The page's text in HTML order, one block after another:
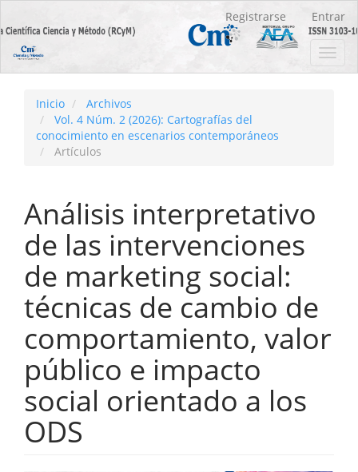
principal
Contenido
principal
Barra
Registrarse Entrar
Inicio
Archivos
Vol. 4 Núm. 2 (2026): Cartografías del
conocimiento en escenarios contemporáneos
Artículos
Análisis interpretativo
de las intervenciones
de marketing social:
técnicas de cambio de
comportamiento, valor
público e impacto
social orientado a los
ODS